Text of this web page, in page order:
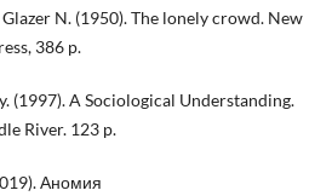
Glazer N. (1950). The lonely crowd. New
386 p.
(1997). A Sociological Understanding.
River. 123 p.
Аномия